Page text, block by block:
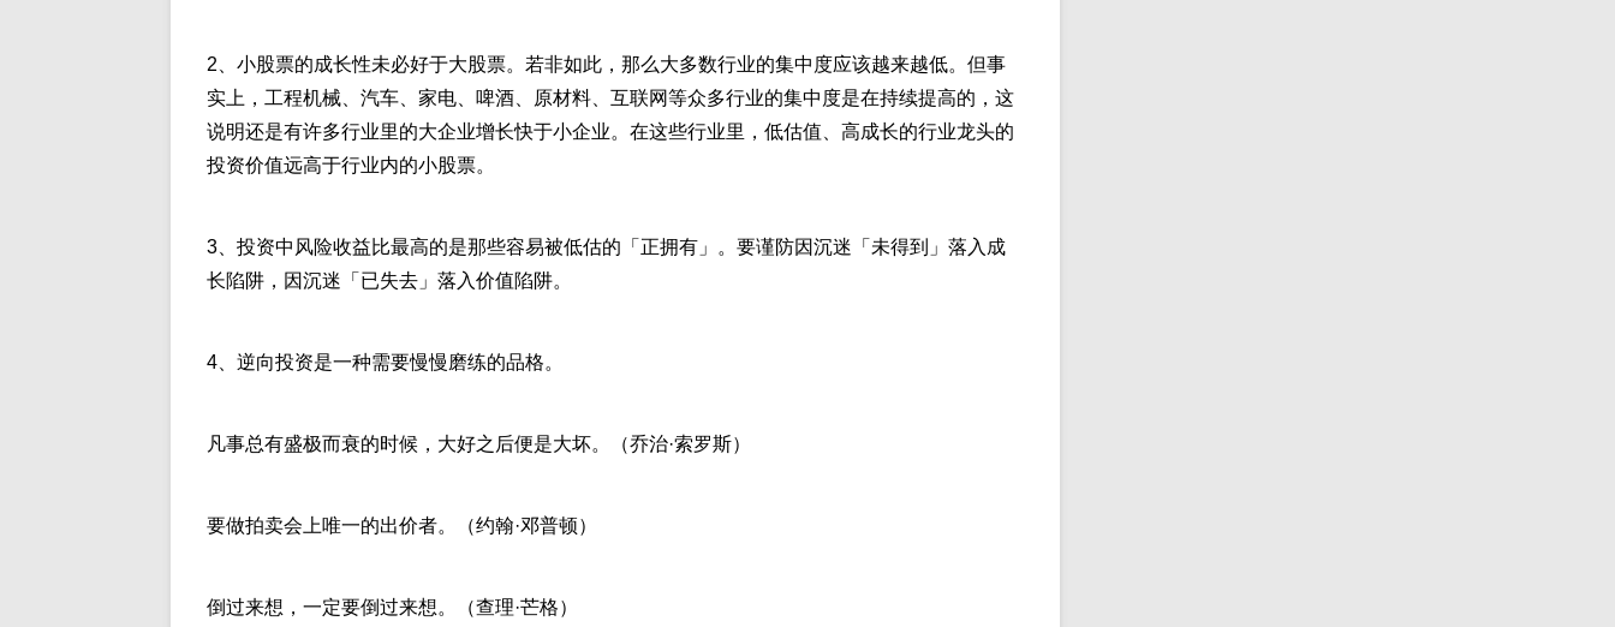
2、小股票的成长性未必好于大股票。若非如此，那么大多数行业的集中度应该越来越低。但事
实上，工程机械、汽车、家电、啤酒、原材料、互联网等众多行业的集中度是在持续提高的，这
说明还是有许多行业里的大企业增长快于小企业。在这些行业里，低估值、高成长的行业龙头的
投资价值远高于行业内的小股票。
3、投资中风险收益比最高的是那些容易被低估的「正拥有」。要谨防因沉迷「未得到」落入成
长陷阱，因沉迷「已失去」落入价值陷阱。
4、逆向投资是一种需要慢慢磨练的品格。
凡事总有盛极而衰的时候，大好之后便是大坏。（乔治·索罗斯）
要做拍卖会上唯一的出价者。（约翰·邓普顿）
倒过来想，一定要倒过来想。（查理·芒格）